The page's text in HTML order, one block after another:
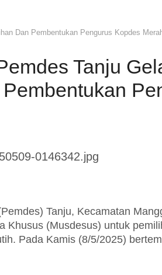
Dan Pembentukan Pengurus Kopdes
Tanju
Tanju, Kecamatan
Khusus (Musdesus) untuk
Pada Kamis (8/5/2025)